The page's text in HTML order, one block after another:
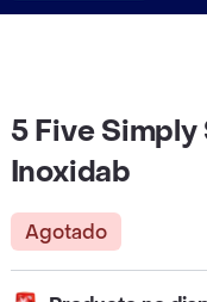
5 Five
Inoxidab
Agotado